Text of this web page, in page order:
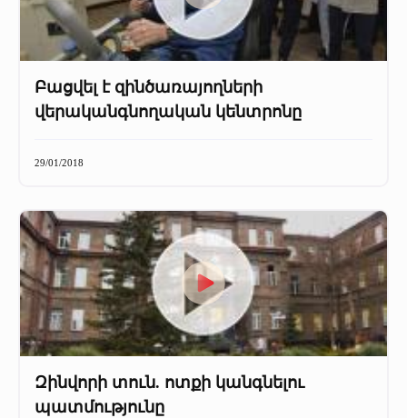
Բացվել է զինծառայողների
վերականգնողական կենտրոնը
29/01/2018
Զինվորի տուն. ոտքի կանգնելու
պատմությունը